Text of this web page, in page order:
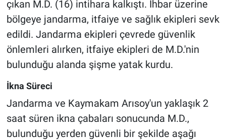
çıkan M.D. (16) intihara kalkıştı. İhbar üzerine
bölgeye jandarma, itfaiye ve sağlık ekipleri sevk
edildi. Jandarma ekipleri çevrede güvenlik
önlemleri alırken, itfaiye ekipleri de M.D.'nin
bulunduğu alanda şişme yatak kurdu.
İkna Süreci
Jandarma ve Kaymakam Arısoy'un yaklaşık 2
saat süren ikna çabaları sonucunda M.D.,
bulunduğu yerden güvenli bir şekilde aşağı